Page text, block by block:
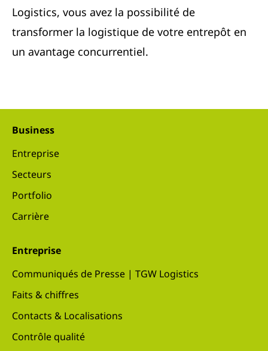
Logistics, vous avez la possibilité de
transformer la logistique de votre entrepôt en
un avantage concurrentiel.
Business
Entreprise
Secteurs
Portfolio
Carrière
Entreprise
Communiqués de Presse | TGW Logistics
Faits & chiffres
Contacts & Localisations
Contrôle qualité